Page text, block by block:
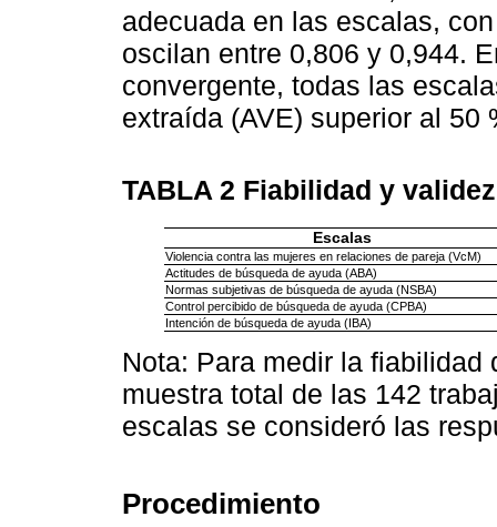
adecuada en las escalas,
oscilan entre 0,806 y 0,944.
convergente, todas las
extraída (AVE) superior al 50
TABLA 2 Fiabilidad y
Escalas
Violencia contra las mujeres en relaciones de pareja (VcM)
Actitudes de búsqueda de ayuda (ABA)
Normas subjetivas de búsqueda de ayuda (NSBA)
Control percibido de búsqueda de ayuda (CPBA)
Intención de búsqueda de ayuda (IBA)
Nota: Para medir la
muestra total de las 142
escalas se consideró las
Procedimiento